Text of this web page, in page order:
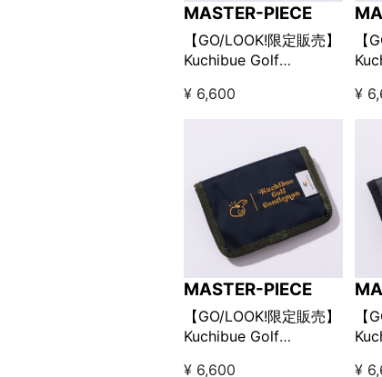
MASTER-PIECE
【GO/LOOK!限定販売】
Kuchibue Golf
piece ポケットインポー
¥ 6,600
【
¥
MASTER-PIECE
【GO/LOOK!限定販売】
Kuchibue Golf
¥ 6,600
【
¥